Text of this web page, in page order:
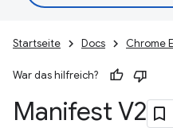
Startseite Docs Chrome
War das hilfreich?
Manifest V2